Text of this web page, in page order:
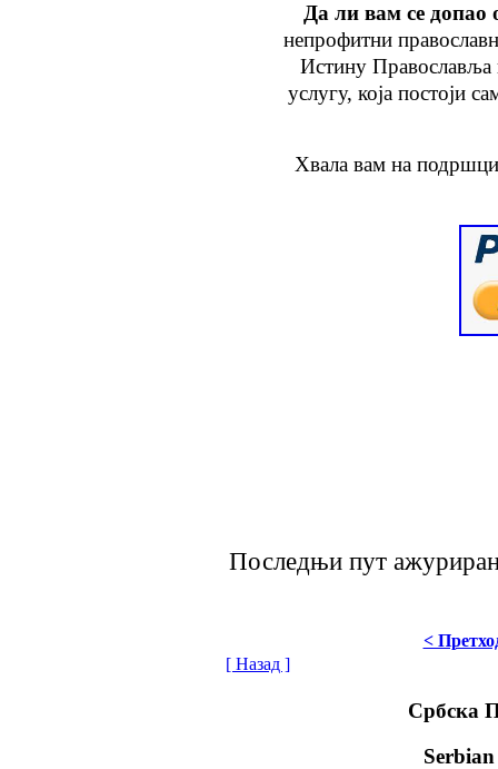
Да ли вам се допао
непрофитни
Истину
услугу, којапостоји
Хвала вам на
Последњи пут
<
[ Назад ]
Србска